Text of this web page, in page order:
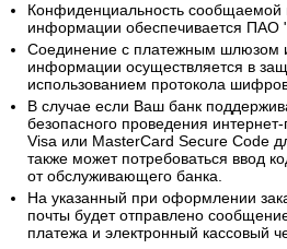
Конфиденциальность сообщаемой
информации обеспечивается ПАО
Соединение с платежным шлюзом
информации осуществляется в
использованием протокола
В случае если Ваш банк
безопасного проведения
Visa или MasterCard Secure Code
также может потребоваться ввод
от обслуживающего банка.
На указанный при оформлении
почты будет отправлено
платежа и электронный кассовый